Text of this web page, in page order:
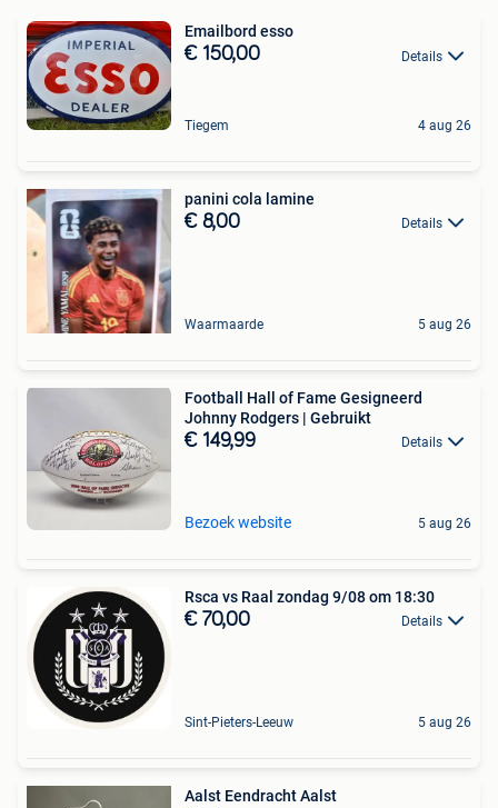
Emailbord esso
€ 150,00 Details
Tiegem 4 aug 26
panini cola lamine
€ 8,00 Details
Waarmaarde 5 aug 26
Football Hall of Fame Gesigneerd
Johnny Rodgers | Gebruikt
€ 149,99 Details
Bezoek website 5 aug 26
Rsca vs Raal zondag 9/08 om 18:30
€ 70,00 Details
Sint-Pieters-Leeuw 5 aug 26
Aalst Eendracht Aalst